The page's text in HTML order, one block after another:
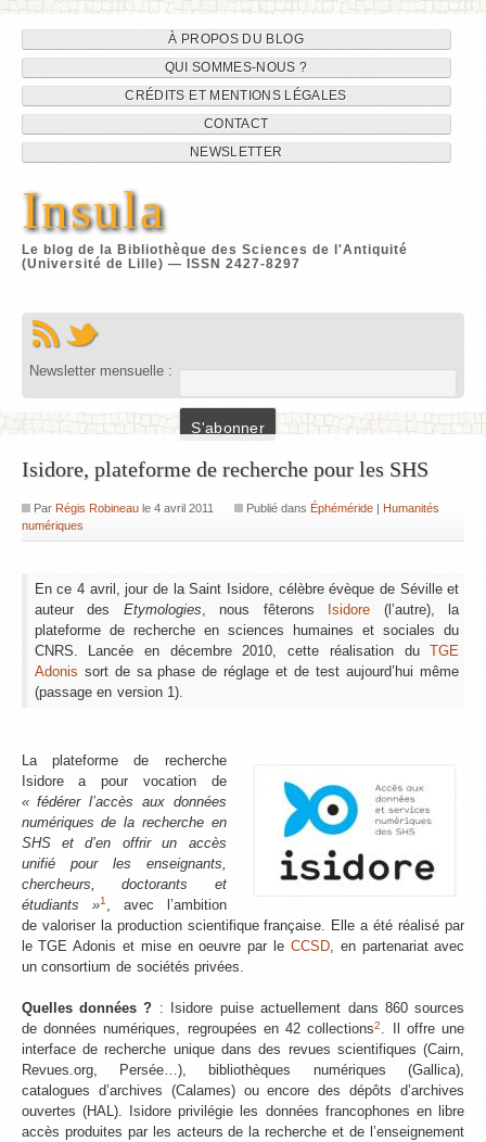
Navigation
du
site
au
contenu
À PROPOS DU BLOG
QUI SOMMES-NOUS ?
CRÉDITS ET MENTIONS LÉGALES
CONTACT
NEWSLETTER
Insula
Le blog de la Bibliothèque des Sciences de l'Antiquité
(Université de Lille) — ISSN 2427-8297
Newsletter mensuelle :
Isidore, plateforme de recherche pour les SHS
Par Régis Robineaule 4 avril 2011 Publié dans Éphéméride
Humanités
numériques
En ce 4 avril, jour de la Saint Isidore, célèbre évèque de Séville et
auteur des Etymologies , nous fêterons Isidore (l’autre), la
plateforme de recherche en sciences humaines et sociales du
CNRS. Lancée en décembre 2010, cette réalisation duTGE
Adonis sort de sa phase de réglage et de test aujourd’hui même
(passage en version 1).
La plateforme de recherche
Isidore a pour vocation de
« fédérer l’accès aux données
numériques de la recherche en
SHS et d’en offrir un accès
unifié pour les enseignants,
chercheurs, doctorants et
étudiants »1
, avec l’ambition
de valoriser la production scientifique française. Elle a été réalisé par
le TGE Adonis et mise en oeuvre par le CCSD, en partenariat avec
un consortium de sociétés privées.
Quelles données ? : Isidore puise actuellement dans 860 sources
de données numériques, regroupées en 42 collections2. Il offre une
interface de recherche unique dans des revues scientifiques (Cairn,
Revues.org, Persée…), bibliothèques numériques (Gallica),
catalogues d’archives (Calames) ou encore des dépôts d’archives
ouvertes (HAL). Isidore privilégie les données francophones en libre
accès produites par les acteurs de la recherche et de l’enseignement